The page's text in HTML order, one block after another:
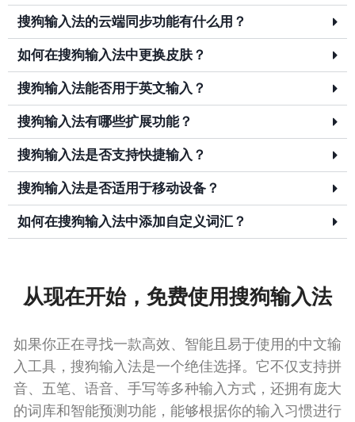
搜狗输入法的云端同步功能有什么用？
如何在搜狗输入法中更换皮肤？
搜狗输入法能否用于英文输入？
搜狗输入法有哪些扩展功能？
搜狗输入法是否支持快捷输入？
搜狗输入法是否适用于移动设备？
如何在搜狗输入法中添加自定义词汇？
从现在开始，免费使用搜狗输入法
如果你正在寻找一款高效、智能且易于使用的中文输
入工具，搜狗输入法是一个绝佳选择。它不仅支持拼
音、五笔、语音、手写等多种输入方式，还拥有庞大
的词库和智能预测功能，能够根据你的输入习惯进行